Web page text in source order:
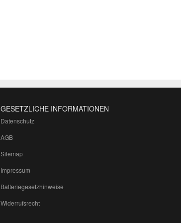
GESETZLICHE INFORMATIONEN
Datenschutz
AGB
Sitemap
Impressum
Batteriegesetzhinweise
Widerrufsrecht